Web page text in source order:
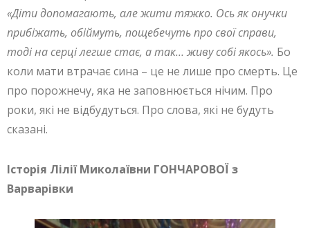
«Діти допомагають, але жити тяжко. Ось як онучки
прибіжать, обіймуть, пощебечуть про свої справи,
тоді на серці легше стає, а так… живу собі якось». Бо
коли мати втрачає сина – це не лише про смерть. Це
про порожнечу, яка не заповнюється нічим. Про
роки, які не відбудуться. Про слова, які не будуть
сказані.
Історія Лілії Миколаївни ГОНЧАРОВОЇ з
Варварівки